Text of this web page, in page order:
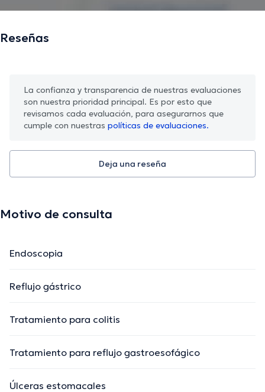
Reseñas
La confianza y transparencia de nuestras evaluaciones
son nuestra prioridad principal. Es por esto que
revisamos cada evaluación, para asegurarnos que
cumple con nuestras políticas de evaluaciones.
Deja una reseña
Motivo de consulta
Endoscopia
Reflujo gástrico
Tratamiento para colitis
Tratamiento para reflujo gastroesofágico
Úlceras estomacales